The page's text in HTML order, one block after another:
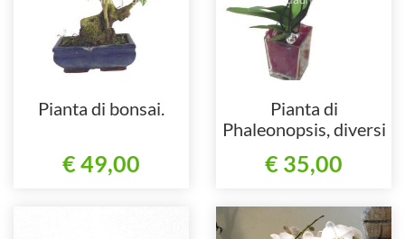
Pianta di bonsai.
€ 49,00
Pianta di
Phaleonopsis, diversi
€ 35,00